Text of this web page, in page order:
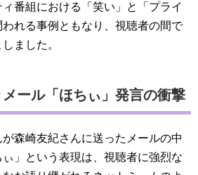
番組における「笑い」と「プライ
れる事例ともなり、視聴者の間で
ました。
ール「ほちぃ」発言の衝撃
森崎友紀さんに送ったメールの中
」という表現は、視聴者に強烈な